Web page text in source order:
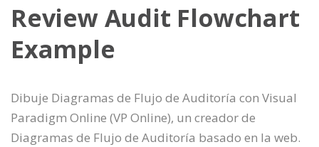
Review Audit Flowchart
Example
Dibuje Diagramas de Flujo de Auditoría con Visual
Paradigm Online (VP Online), un creador de
Diagramas de Flujo de Auditoría basado en la web.